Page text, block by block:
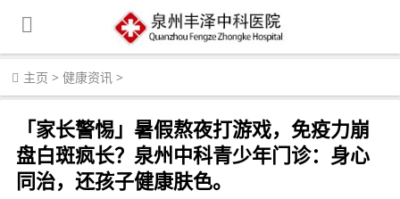
主页 > 健康资讯 >
「家长警惕」暑假熬夜打游戏，免疫力崩
盘白斑疯长？泉州中科青少年门诊：身心
同治，还孩子健康肤色。